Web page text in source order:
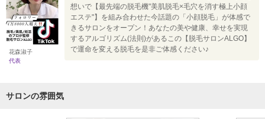
花森淑子
代表
想いで【最先端の脱毛機"美肌脱毛×毛穴を消す極上小顔
エステ"】を組み合わせた今話題の「小顔脱毛」が体感で
きるサロンをオープン！あなたの美や健康、幸せを実現
するアルゴリズム(法則)があるこの【脱毛サロンALGO】
で運命を変える脱毛を是非ご体感ください♪
サロンの雰囲気